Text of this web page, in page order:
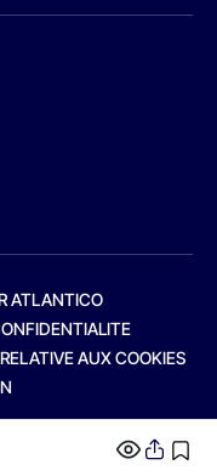
ATLANTICO
AUX COOKIES